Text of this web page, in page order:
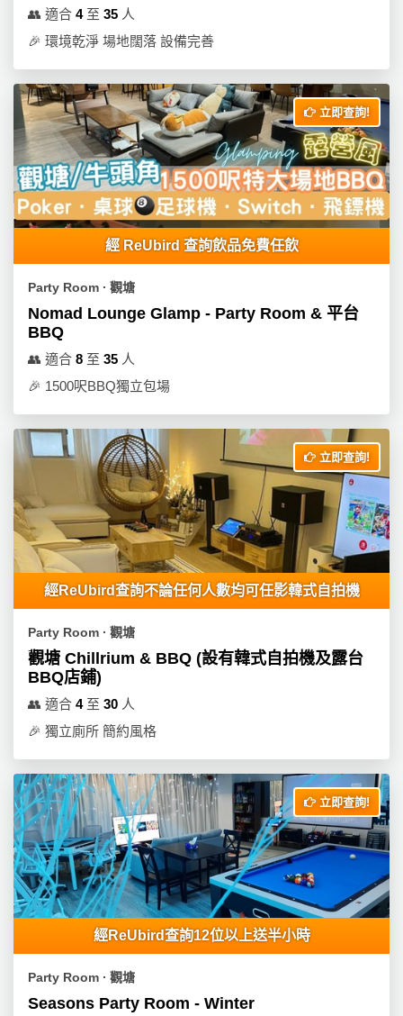
遊
租
👥 適合 4至 35 人
🎉 環境乾淨 場地闊落 設備完善
立即查詢!
經 ReUbird 查詢飲品免費任飲
Party Room ∙ 觀塘
Nomad Lounge Glamp - Party Room & 平台
BBQ
👥 適合 8 至 35 人
🎉 1500呎BBQ獨立包場
立即查詢!
經ReUbird查詢不論任何人數均可任影韓式自拍機
Party Room ∙ 觀塘
觀塘 Chillrium & BBQ (設有韓式自拍機及露台
BBQ店鋪)
👥 適合 4至 30 人
🎉 獨立廁所 簡約風格
立即查詢!
經ReUbird查詢12位以上送半小時
Party Room ∙ 觀塘
Seasons Party Room - Winter